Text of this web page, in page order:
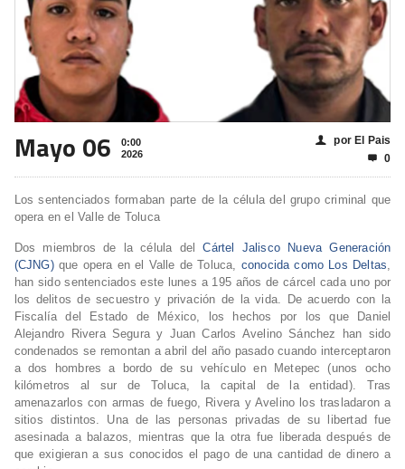
Mayo 06
0:00
2026
👤 por El Pais
 0
Los sentenciados formaban parte de la célula del grupo criminal que
opera en el Valle de Toluca
Dos miembros de la célula del
Cártel Jalisco Nueva Generación
(CJNG) que opera en el Valle de Toluca, conocida como Los Deltas,
han sido sentenciados este lunes a 195 años de cárcel cada uno por
los delitos de secuestro y privación de la vida. De acuerdo con la
Fiscalía del Estado de México, los hechos por los que Daniel
Alejandro Rivera Segura y Juan Carlos Avelino Sánchez han sido
condenados se remontan a abril del año pasado cuando interceptaron
a dos hombres a bordo de su vehículo en Metepec (unos ocho
kilómetros al sur de Toluca, la capital de la entidad). Tras
amenazarlos con armas de fuego, Rivera y Avelino los trasladaron a
sitios distintos. Una de las personas privadas de su libertad fue
asesinada a balazos, mientras que la otra fue liberada después de
que exigieran a sus conocidos el pago de una cantidad de dinero a